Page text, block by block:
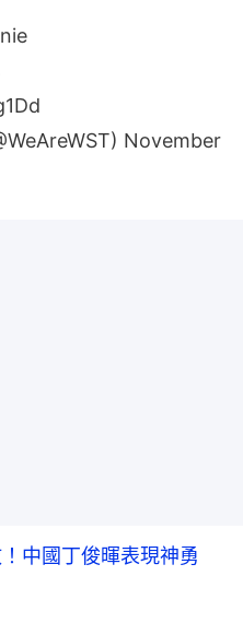
November
中國丁俊暉表現神勇